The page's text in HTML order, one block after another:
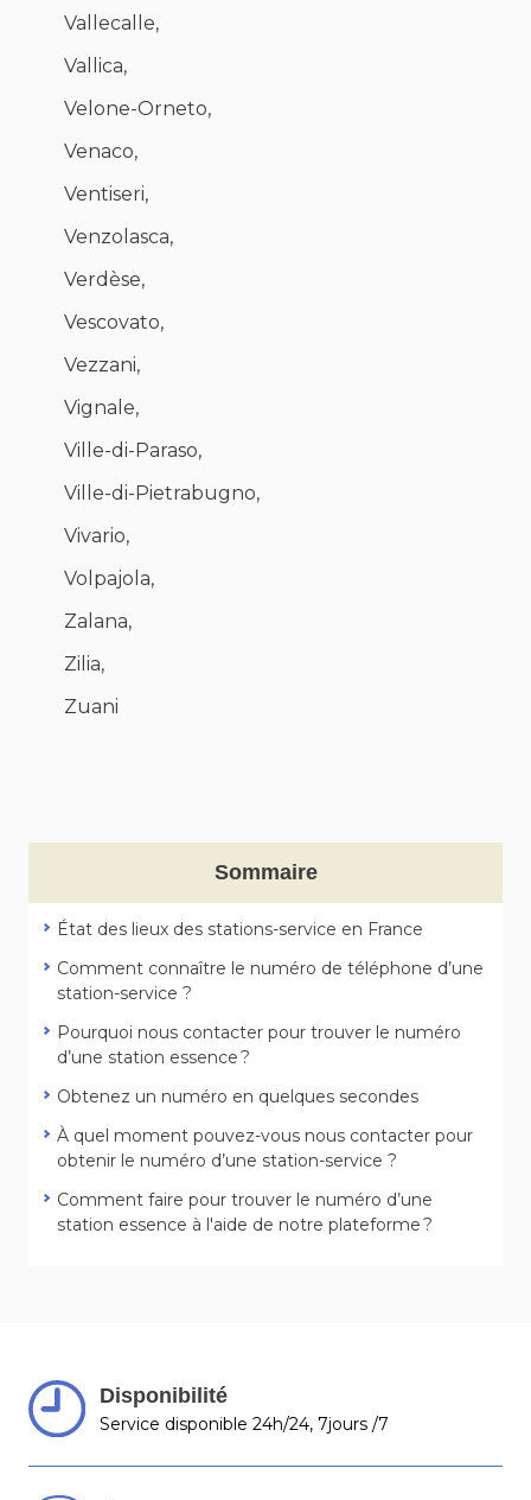
Vallecalle,
Vallica,
Velone-Orneto,
Venaco,
Ventiseri,
Venzolasca,
Verdèse,
Vescovato,
Vezzani,
Vignale,
Ville-di-Paraso,
Ville-di-Pietrabugno,
Vivario,
Volpajola,
Zalana,
Zilia,
Zuani
Sommaire
État des lieux des stations-service en France
Comment connaître le numéro de téléphone d’une
station-service ?
Pourquoi nous contacter pour trouver le numéro
d’une station essence ?
Obtenez un numéro en quelques secondes
À quel moment pouvez-vous nous contacter pour
obtenir le numéro d’une station-service ?
Comment faire pour trouver le numéro d’une
station essence à l'aide de notre plateforme ?
Disponibilité
Service disponible 24h/24, 7jours /7